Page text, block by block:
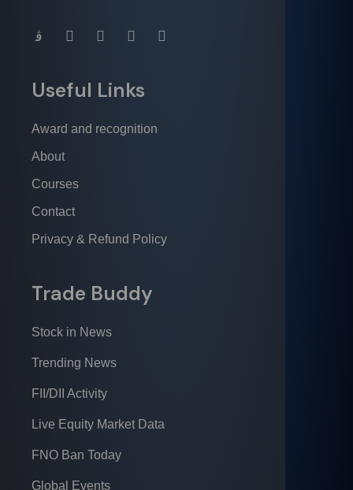
Useful Links
Award and recognition
About
Courses
Contact
Privacy & Refund Policy
Trade Buddy
Stock in News
Trending News
FII/DII Activity
Live Equity Market Data
FNO Ban Today
Global Events